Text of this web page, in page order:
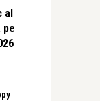
al
pe